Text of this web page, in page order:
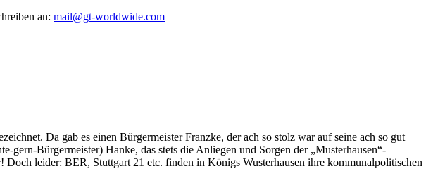
an: mail@gt-worldwide.com
Da gab es einen Bürgermeister Franzke, der ach so stolz war auf seine ach so gut
Bürgermeister) Hanke, das stets die Anliegen und Sorgen der „Musterhausen“-
leider: BER, Stuttgart 21 etc. finden in Königs Wusterhausen ihre kommunalpolitischen